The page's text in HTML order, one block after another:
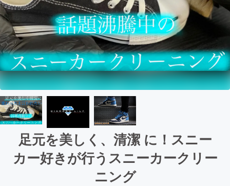
足元を美しく、清潔 に！スニー
カー好きが行うスニーカークリー
ニング